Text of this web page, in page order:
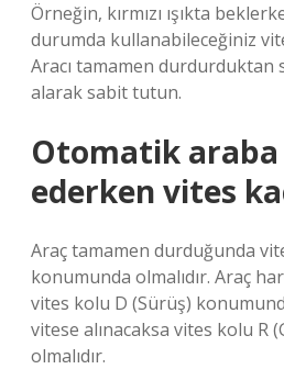
Örneğin, kırmızı ışıkta
durumda kullanabileceğiniz
Aracı tamamen durdurduktan
alarak sabit tutun.
Otomatik
ederken vites
Araç tamamen durduğunda
konumunda olmalıdır. Araç
vites kolu D (Sürüş)
vitese alınacaksa vites kolu R
olmalıdır.